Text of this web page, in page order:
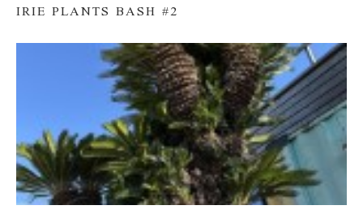
IRIE PLANTS BASH #2